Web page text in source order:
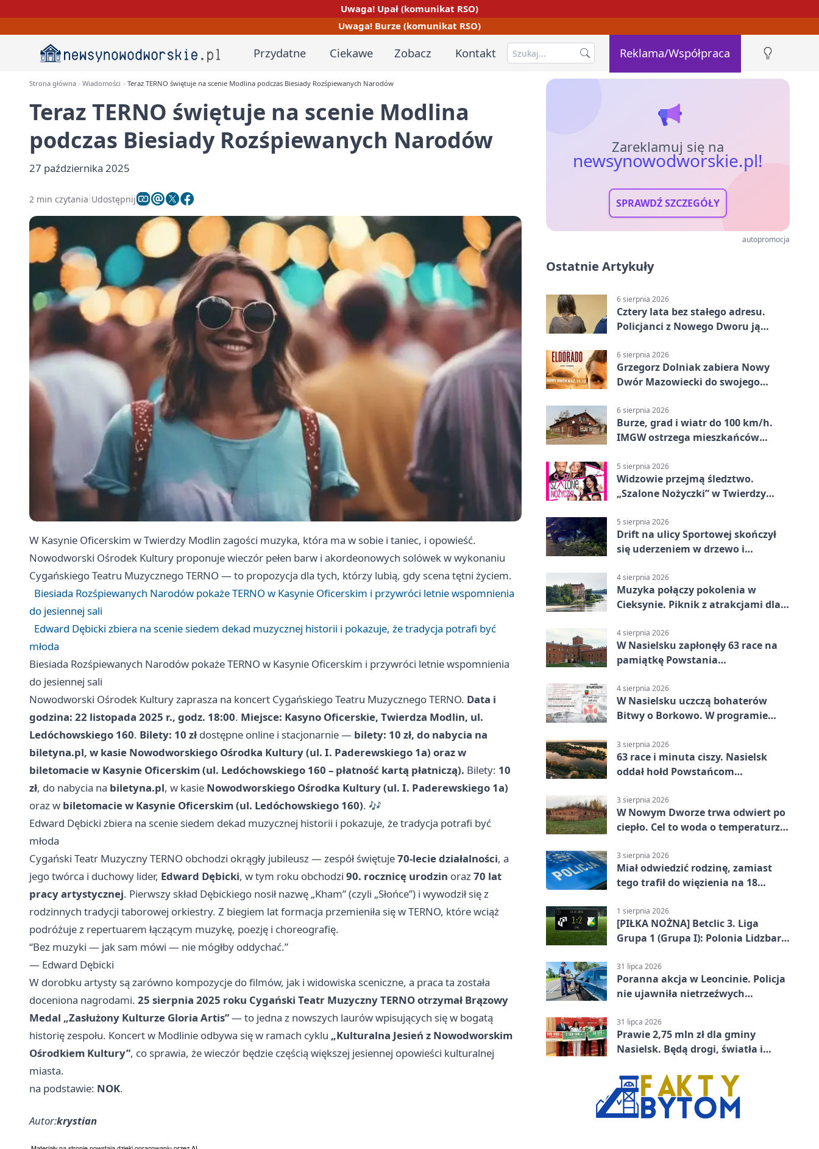
Uwaga! Upał (komunikat RSO)
Uwaga! Burze (komunikat RSO)
Przydatne Ciekawe Zobacz Kontakt Reklama/Współpraca
Strona główna Wiadomości Teraz TERNO świętuje na scenie Modlina podczas Biesiady Rozśpiewanych Narodów
Teraz TERNO świętuje na scenie Modlina
podczas Biesiady Rozśpiewanych Narodów
27 października 2025
2 min czytania Udostępnij
W Kasynie Oficerskim w Twierdzy Modlin zagości muzyka, która ma w sobie i taniec, i opowieść.
Nowodworski Ośrodek Kultury proponuje wieczór pełen barw i akordeonowych solówek w wykonaniu
Cygańskiego Teatru Muzycznego TERNO — to propozycja dla tych, którzy lubią, gdy scena tętni życiem.
Biesiada Rozśpiewanych Narodów pokaże TERNO w Kasynie Oficerskim i przywróci letnie wspomnienia
do jesiennej sali
Edward Dębicki zbiera na scenie siedem dekad muzycznej historii i pokazuje, że tradycja potrafi być
młoda
Biesiada Rozśpiewanych Narodów pokaże TERNO w Kasynie Oficerskim i przywróci letnie wspomnienia
do jesiennej sali
Nowodworski Ośrodek Kultury zaprasza na koncert Cygańskiego Teatru Muzycznego TERNO. Data i
godzina: 22 listopada 2025 r., godz. 18:00. Miejsce: Kasyno Oficerskie, Twierdza Modlin, ul.
Ledóchowskiego 160. Bilety: 10 zł dostępne online i stacjonarnie — bilety: 10 zł, do nabycia na
biletyna.pl, w kasie Nowodworskiego Ośrodka Kultury (ul. I. Paderewskiego 1a) oraz w
biletomacie w Kasynie Oficerskim (ul. Ledóchowskiego 160 – płatność kartą płatniczą). Bilety: 10
zł, do nabycia na biletyna.pl, w kasie Nowodworskiego Ośrodka Kultury (ul. I. Paderewskiego 1a)
oraz w biletomacie w Kasynie Oficerskim (ul. Ledóchowskiego 160). 🎶
Edward Dębicki zbiera na scenie siedem dekad muzycznej historii i pokazuje, że tradycja potrafi być
młoda
Cygański Teatr Muzyczny TERNO obchodzi okrągły jubileusz — zespół świętuje70-lecie działalności, a
jego twórca i duchowy lider, Edward Dębicki, w tym roku obchodzi 90. rocznicę urodzin oraz70 lat
pracy artystycznej. Pierwszy skład Dębickiego nosił nazwę „Kham” (czyli „Słońce”) i wywodził się z
rodzinnych tradycji taborowej orkiestry. Z biegiem lat formacja przemieniła się w TERNO, które wciąż
podróżuje z repertuarem łączącym muzykę, poezję i choreografię.
“Bez muzyki — jak sam mówi — nie mógłby oddychać.”
— Edward Dębicki
W dorobku artysty są zarówno kompozycje do filmów, jak i widowiska sceniczne, a praca ta została
doceniona nagrodami. 25 sierpnia 2025 roku Cygański Teatr Muzyczny TERNO otrzymał Brązowy
Medal „Zasłużony Kulturze Gloria Artis”— to jedna z nowszych laurów wpisujących się w bogatą
historię zespołu. Koncert w Modlinie odbywa się w ramach cyklu „Kulturalna Jesień z Nowodworskim
Ośrodkiem Kultury”, co sprawia, że wieczór będzie częścią większej jesiennej opowieści kulturalnej
miasta.
na podstawie: NOK.
Autor:krystian
Zareklamuj się na
newsynowodworskie.pl!
SPRAWDŹ SZCZEGÓŁY
autopromocja
Ostatnie Artykuły
6 sierpnia 2026
Cztery lata bez stałego adresu.
Policjanci z Nowego Dworu ją
6 sierpnia 2026
Grzegorz Dolniak zabiera Nowy
Dwór Mazowiecki do swojego
6 sierpnia 2026
Burze, grad i wiatr do 100 km/h.
IMGW ostrzega mieszkańców
5 sierpnia 2026
Widzowie przejmą śledztwo.
„Szalone Nożyczki” w Twierdzy
5 sierpnia 2026
Drift na ulicy Sportowej skończył
się uderzeniem w drzewo i
4 sierpnia 2026
Muzyka połączy pokolenia w
Cieksynie. Piknik z atrakcjami dla
4 sierpnia 2026
W Nasielsku zapłonęły 63 race na
pamiątkę Powstania
4 sierpnia 2026
W Nasielsku uczczą bohaterów
Bitwy o Borkowo. W programie
3 sierpnia 2026
63 race i minuta ciszy. Nasielsk
oddał hołd Powstańcom
3 sierpnia 2026
W Nowym Dworze trwa odwiert po
ciepło. Cel to woda o temperaturze
3 sierpnia 2026
Miał odwiedzić rodzinę, zamiast
tego trafił do więzienia na 18
1 sierpnia 2026
[PIŁKA NOŻNA] Betclic 3. Liga
Grupa 1 (Grupa I): Polonia Lidzbark
Mazowiecki 1:2
31 lipca 2026
Poranna akcja w Leoncinie. Policja
nie ujawniła nietrzeźwych
31 lipca 2026
Prawie 2,75 mln zł dla gminy
Nasielsk. Będą drogi, światła i